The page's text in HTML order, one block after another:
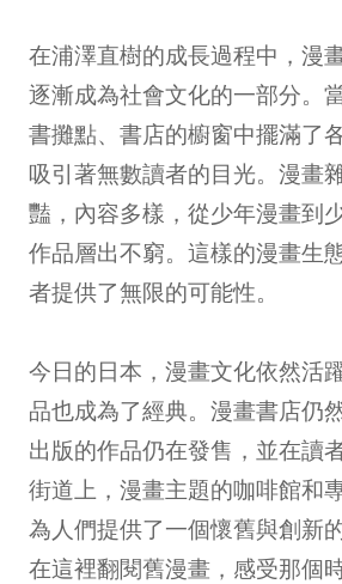
在浦澤直樹的成長過程中，漫
逐漸成為社會文化的一部分。
書攤點、書店的櫥窗中擺滿了
吸引著無數讀者的目光。漫畫
豔，內容多樣，從少年漫畫到
作品層出不窮。這樣的漫畫生
者提供了無限的可能性。
今日的日本，漫畫文化依然活
品也成為了經典。漫畫書店仍
出版的作品仍在發售，並在讀
街道上，漫畫主題的咖啡館和
為人們提供了一個懷舊與創新
在這裡翻閱舊漫畫，感受那個